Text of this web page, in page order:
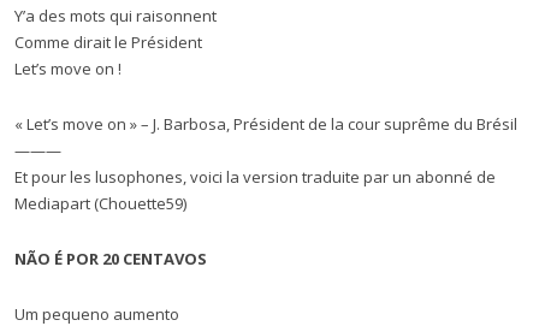
Y’a des mots qui raisonnent
Comme dirait le Président
Let’s move on !
« Let’s move on » – J. Barbosa, Président de la cour suprême du Brésil
———
Et pour les lusophones, voici la version traduite par un abonné de
Mediapart (Chouette59)
NÃO É POR 20 CENTAVOS
Um pequeno aumento